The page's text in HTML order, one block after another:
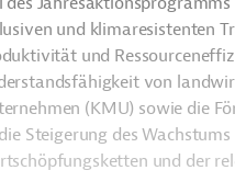
und klimaresistenten
und
von
(KMU) sowie die
Steigerung des
und der